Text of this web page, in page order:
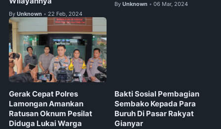
By Unknown • 22 Feb, 2024
By Unknown • 06 Mar, 2024
Gerak Cepat Polres
Lamongan Amankan
Ratusan Oknum Pesilat
Diduga Lukai Warga
Bakti Sosial Pembagian
Sembako Kepada Para
Buruh Di Pasar Rakyat
Gianyar